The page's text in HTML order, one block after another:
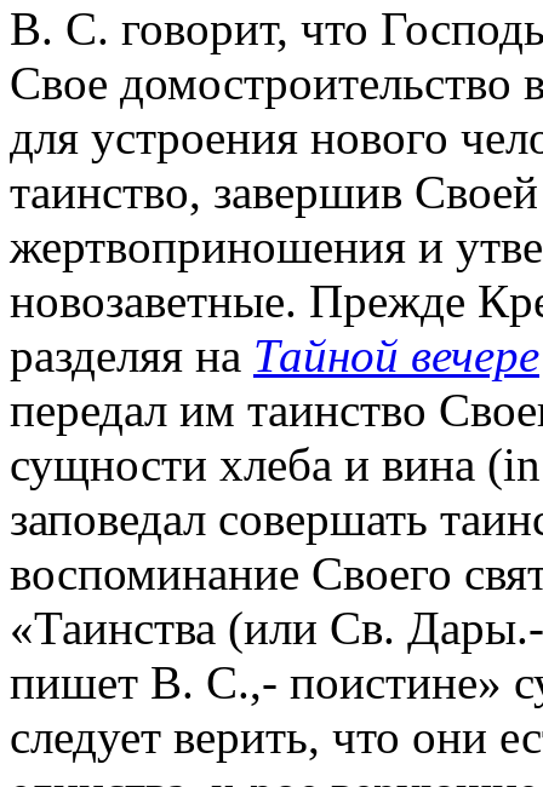
В. С. говорит, что
Свое домостроительство
для устроения нового
таинство, завершив
жертвоприношения и
новозаветные. Прежде
разделяя на Тайной вечере
передал им таинство
сущности хлеба и вина
заповедал совершать
воспоминание Своего
«Таинства (или Св.
пишет В. С.,- поистине»
следует верить, что они